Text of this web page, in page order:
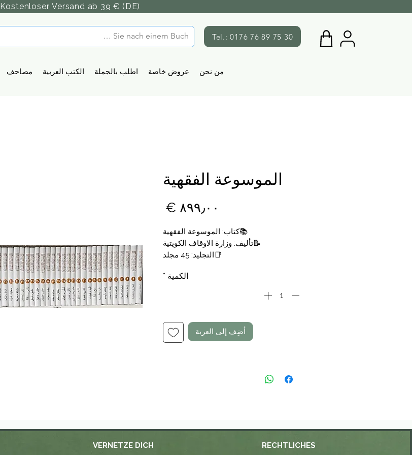
Kostenloser Versand ab 39 € (DE)
Tel.: 0176 76 89 75 30
مصاحف الكتب العربية اطلب بالجملة عروض خاصة من نحن
الموسوعة الفقهية
📚كتاب: الموسوعة الفقهية
📝تأليف: وزارة الاوقاف الكويتية
📑التجليد: 45 مجلد
الكمية *
أضِف إلى العربة
VERNETZE DICH RECHTLICHES